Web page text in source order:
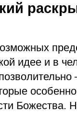
идее и в
Божества.